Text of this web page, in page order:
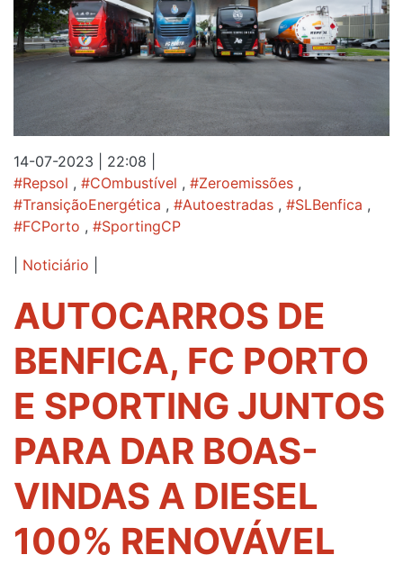
14-07-2023 | 22:08
#Repsol , #COmbustível , #Zeroemissões ,
#TransiçãoEnergética , #Autoestradas , #SLBenfica ,
#FCPorto , #SportingCP
Noticiário
AUTOCARROS DE
BENFICA, FC PORTO
E SPORTING JUNTOS
PARA DAR BOAS-
VINDAS A DIESEL
100% RENOVÁVEL